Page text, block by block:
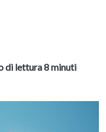
di lettura 8 minuti